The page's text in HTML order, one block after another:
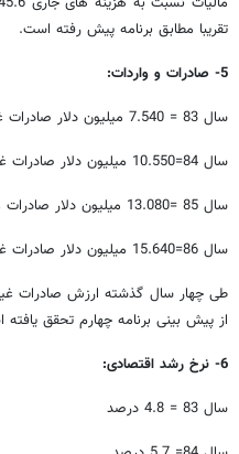
تقریبا مطابق برنامه پیش رفته است.
5- صادرات و واردات:
سال 83 = 7.540 میلیون دلار صادرات غیرنفتی - 38.200 میلیون دلار واردات کالا
سال 84=10.550 میلیون دلار صادرات غیرنفتی - 40.970 میلیون دلار واردات کالا
سال 85 =13.080 میلیون دلار صادرات غیرنفتی - 51.260 میلیون دلار واردات کالا
سال 86=15.640 میلیون دلار صادرات غیرنفتی - 56.580 میلیون دلار واردات کالا
طی چهار سال گذشته ارزش صادرات
از پیش بینی برنامه چهارم تحقق
6- نرخ رشد اقتصادی:
سال 83 = 4.8 درصد